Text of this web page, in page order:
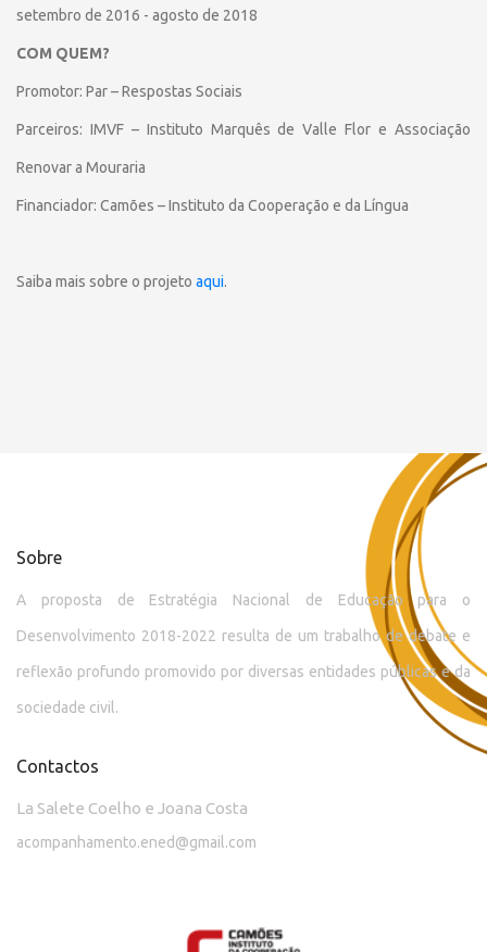
setembro de 2016 - agosto de 2018
COM QUEM?
Promotor: Par – Respostas Sociais
Parceiros: IMVF – Instituto Marquês de Valle Flor e Associação
Renovar a Mouraria
Financiador: Camões – Instituto da Cooperação e da Língua
Saiba mais sobre o projeto aqui.
Sobre
A proposta de Estratégia Nacional de Educação para o
Desenvolvimento 2018-2022 resulta de um trabalho de debate e
reflexão profundo promovido por diversas entidades públicas e da
sociedade civil.
Contactos
La Salete Coelho e Joana Costa
acompanhamento.ened@gmail.com